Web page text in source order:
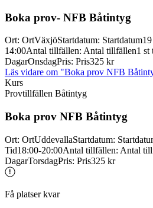
Boka prov- NFB Båtintyg
Ort: OrtVäxjöStartdatum: Startdatum
14:00Antal tillfällen: Antal tillfällen1 st
DagarOnsdagPris: Pris325 kr
Läs vidare om "Boka prov NFB
Kurs
Provtillfällen Båtintyg
Boka prov NFB Båtintyg
Ort: OrtUddevallaStartdatum:
Tid18:00-20:00Antal tillfällen: Antal
DagarTorsdagPris: Pris325 kr
Få platser kvar